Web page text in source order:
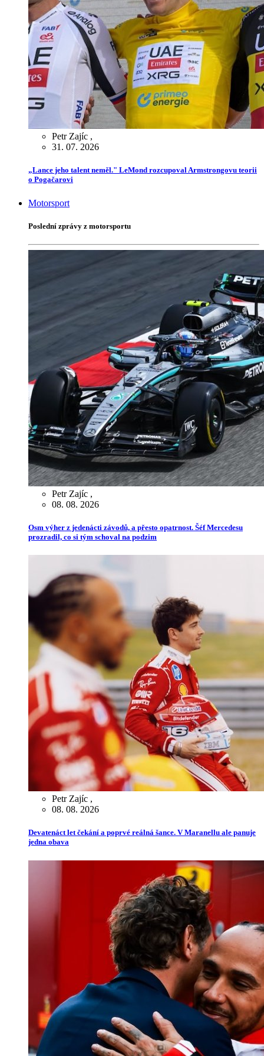
Petr Zajíc ,
31. 07. 2026
„Lance jeho talent neměl." LeMond rozcupoval Armstrongovu teorii
o Pogačarovi
Motorsport
Poslední zprávy z motorsportu
Petr Zajíc ,
08. 08. 2026
Osm výher z jedenácti závodů, a přesto opatrnost. Šéf Mercedesu
prozradil, co si tým schoval na podzim
Petr Zajíc ,
08. 08. 2026
Devatenáct let čekání a poprvé reálná šance. V Maranellu ale panuje
jedna obava